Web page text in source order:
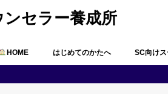
セラー養成所
HOME はじめてのかたへ SC向け